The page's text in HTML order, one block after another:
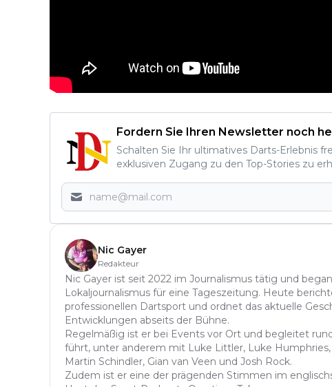
Fordern Sie Ihren Newsletter noch
Schalten Sie Ihr ultimatives Darts-Erlebnis
exklusiven Zugang zu den Top-Stories zu
Nic Gayer
Redakteur
Nic Gayer ist seit 2022 im Journalismus tätig und
Lokaljournalismus für eine Tageszeitung. Heute
professionellen Dartsport und ordnet das aktuelle
Entwicklungen abseits der Bühne.
Regelmäßig ist er bei Events vor Ort und begleitet
führt, unter anderem mit Luke Littler, Luke
Martin Schindler, Gian van Veen und Josh Rock.
Zudem ist er eine der prägenden Stimmen im